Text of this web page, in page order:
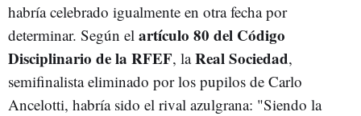
habría celebrado igualmente en otra fecha por
determinar. Según el artículo 80 del Código
Disciplinario de la RFEF, laReal Sociedad,
semifinalista eliminado por los pupilos de Carlo
Ancelotti, habría sido el rival azulgrana: "Siendo la